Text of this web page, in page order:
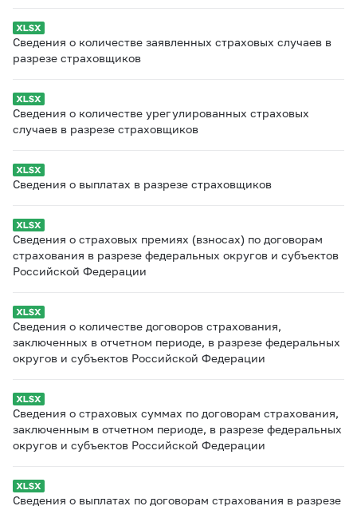
Сведения о количестве заявленных страховых случаев в
разрезе страховщиков
Сведения о количестве урегулированных страховых
случаев в разрезе страховщиков
Сведения о выплатах в разрезе страховщиков
Сведения о страховых премиях (взносах) по договорам
страхования в разрезе федеральных округов и субъектов
Российской Федерации
Сведения о количестве договоров страхования,
заключенных в отчетном периоде, в разрезе федеральных
округов и субъектов Российской Федерации
Сведения о страховых суммах по договорам страхования,
заключенным в отчетном периоде, в разрезе федеральных
округов и субъектов Российской Федерации
Сведения о выплатах по договорам страхования в разрезе